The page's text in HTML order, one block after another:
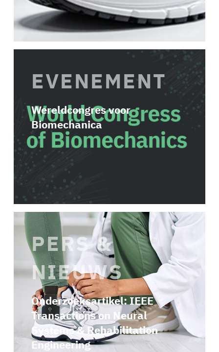
EVENEMENT
Wereldcongres voor
Biomechanica
PERS &
NIEUWS
Onderzoeksartikel: IEEE
Transactions on Neural
Systems & Rehabilitation
Engineering